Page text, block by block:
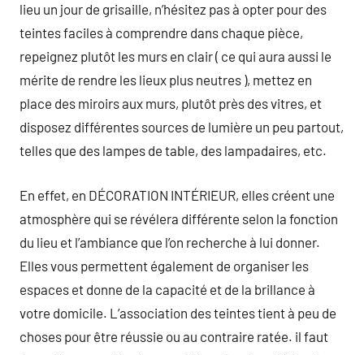
lieu un jour de grisaille, n’hésitez pas à opter pour des
teintes faciles à comprendre dans chaque pièce,
repeignez plutôt les murs en clair ( ce qui aura aussi le
mérite de rendre les lieux plus neutres ), mettez en
place des miroirs aux murs, plutôt près des vitres, et
disposez différentes sources de lumière un peu partout,
telles que des lampes de table, des lampadaires, etc.
En effet, en DÉCORATION INTÉRIEUR, elles créent une
atmosphère qui se révélera différente selon la fonction
du lieu et l’ambiance que l’on recherche à lui donner.
Elles vous permettent également de organiser les
espaces et donne de la capacité et de la brillance à
votre domicile. L’association des teintes tient à peu de
choses pour être réussie ou au contraire ratée. il faut